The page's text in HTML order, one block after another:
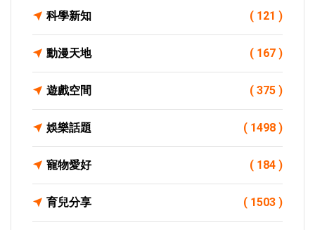
科學新知 ( 121 )
動漫天地 ( 167 )
遊戲空間 ( 375 )
娛樂話題 ( 1498 )
寵物愛好 ( 184 )
育兒分享 ( 1503 )